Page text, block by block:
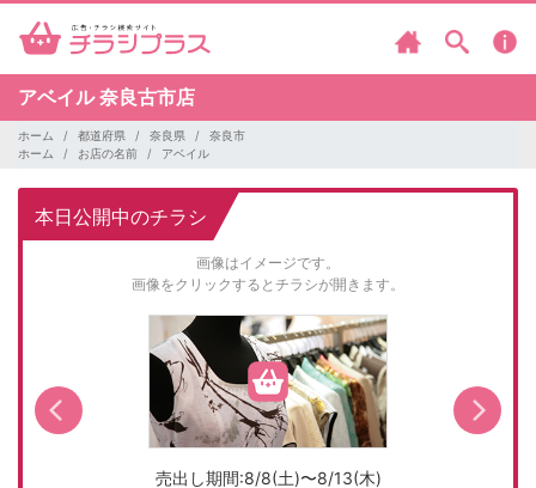
アベイル奈良古市店
ホーム 都道府県 奈良県
奈良市
ホーム
お店の名前 アベイル
本日公開中のチラシ
画像はイメージです。
画像をクリックするとチラシが開きます。
売出し期間:8/8(土)〜8/13(木)